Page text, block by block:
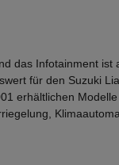
das Infotainment ist
für den Suzuki
erhältlichen